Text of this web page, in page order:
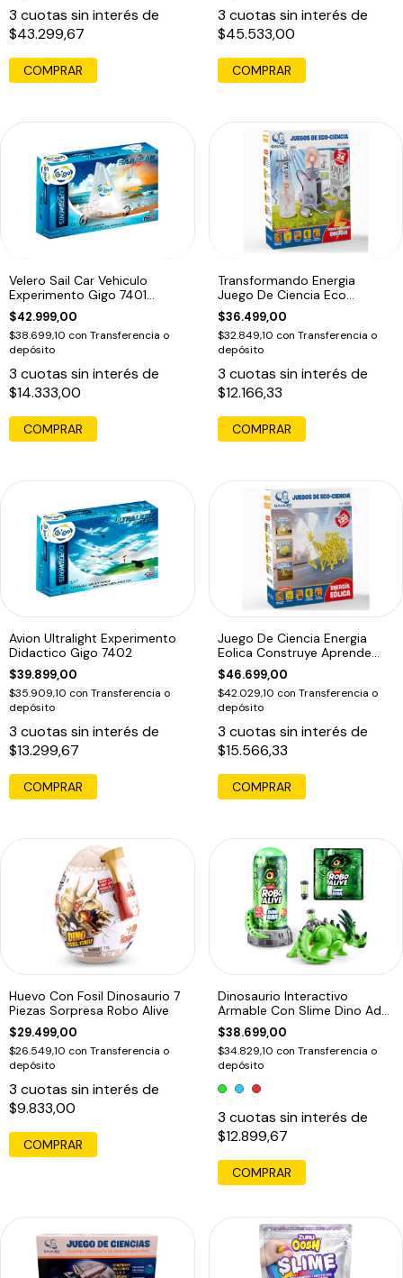
3 cuotas sin interés de
$43.299,67
COMPRAR
3 cuotas sin interés de
$45.533,00
Velero Sail Car Vehiculo
Experimento Gigo 7401
Educando
$42.999,00
$38.699,10 con Transferencia o
depósito
3 cuotas sin interés de
$14.333,00
COMPRAR
Transformando Energia
Juego De Ciencia Eco
Aprende Galileo
$36.499,00
$32.849,10 con Transferencia o
depósito
3 cuotas sin interés de
$12.166,33
Avion Ultralight Experimento
Didactico Gigo 7402
$39.899,00
$35.909,10 con Transferencia o
depósito
3 cuotas sin interés de
$13.299,67
COMPRAR
Juego De Ciencia Energia
Eolica Construye Aprende
Galileo
$46.699,00
$42.029,10 con Transferencia o
depósito
3 cuotas sin interés de
$15.566,33
Huevo Con Fosil Dinosaurio 7
Piezas Sorpresa Robo Alive
$29.499,00
$26.549,10 con Transferencia o
depósito
3 cuotas sin interés de
$9.833,00
Dinosaurio Interactivo
Armable Con Slime Dino Adn
Robo Alive
$38.699,00
$34.829,10 con Transferencia o
depósito
3 cuotas sin interés de
$12.899,67
COMPRAR